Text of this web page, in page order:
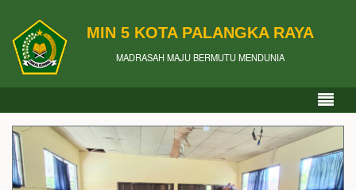
MIN 5 KOTA PALANGKA RAYA
MADRASAH MAJU BERMUTU MENDUNIA